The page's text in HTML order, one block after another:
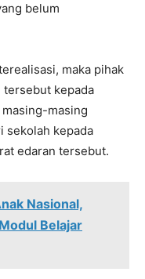
belum
maka pihak
tersebut kepada
masing
sekolah kepada
edaran tersebut.
Nasional,
Belajar